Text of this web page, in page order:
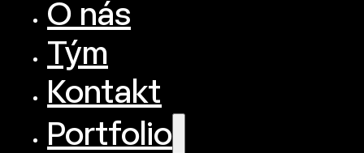
O nás
Tým
Kontakt
Portfolio